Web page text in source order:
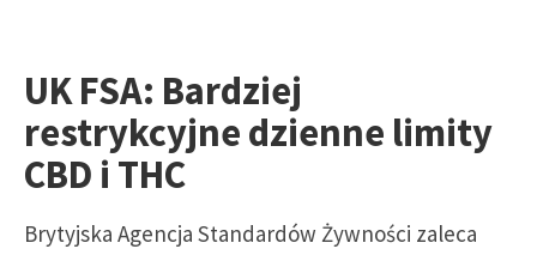
UK FSA: Bardziej
restrykcyjne dzienne limity
CBD i THC
Brytyjska Agencja Standardów Żywności zaleca